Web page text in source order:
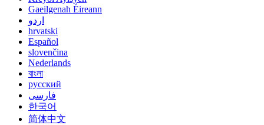
Gaeilgenah Éireann
اردو
hrvatski
Español
slovenčina
Nederlands
বাংলা
русский
فارسی
한국어
简体中文